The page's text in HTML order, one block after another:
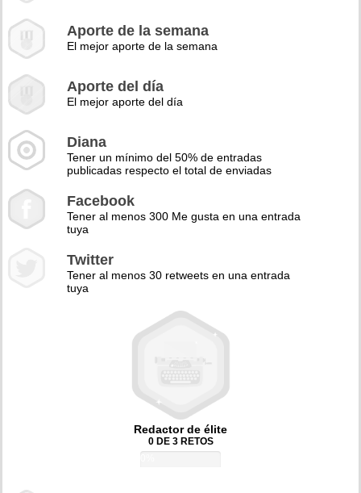
Aporte de la semana
El mejor aporte de la semana
Aporte del día
El mejor aporte del día
Diana
Tener un mínimo del 50% de entradas
publicadas respecto el total de enviadas
Facebook
Tener al menos 300 Me gusta en una entrada
tuya
Twitter
Tener al menos 30 retweets en una entrada
tuya
Redactor de élite
0 DE 3 RETOS